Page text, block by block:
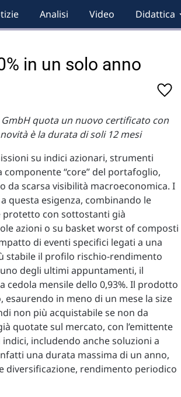
Analisi Video Didattica
in un solo anno
quota un nuovo certificato con
è la durata di soli 12 mesi
su indici azionari, strumenti
“core” del portafoglio,
scarsa visibilità macroeconomica. I
questa esigenza, combinando le
protetto con sottostanti già
azioni o su basket worst of composti
di eventi specifici legati a una
stabile il profilo rischio-rendimento
degli ultimi appuntamenti, il
cedola mensile dello 0,93%. Il prodotto
in meno di un mese la size
non più acquistabile se non da
quotate sul mercato, con l’emittente
includendo anche soluzioni a
una durata massima di un anno,
diversificazione, rendimento periodico